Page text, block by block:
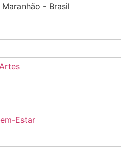
- Brasil
Estar